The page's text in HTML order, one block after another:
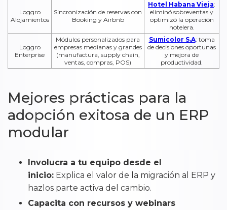
Loggro
Alojamientos
Sincronización de reservas con
Booking y Airbnb
Hotel Habana Vieja:
eliminó sobreventas y
optimizó la operación
hotelera.
Loggro
Enterprise
Módulos personalizados para
empresas medianas y grandes
(manufactura, supply chain,
ventas, compras, POS)
Sumicolor S.A: toma
de decisiones oportunas
y mejora de
productividad.
Mejores prácticas para la
adopción exitosa de un ERP
modular
Involucra a tu equipo desde el
inicio: Explica el valor de la migración al ERP y
hazlos parte activa del cambio.
Capacita con recursos y webinars